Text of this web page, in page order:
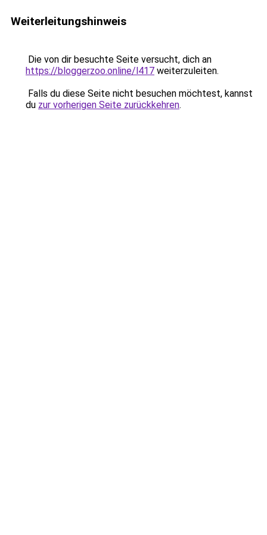
Weiterleitungshinweis
Die von dir besuchte Seite versucht, dich an
https://bloggerzoo.online/l417 weiterzuleiten.
Falls du diese Seite nicht besuchen möchtest, kannst
du zur vorherigen Seite zurückkehren.